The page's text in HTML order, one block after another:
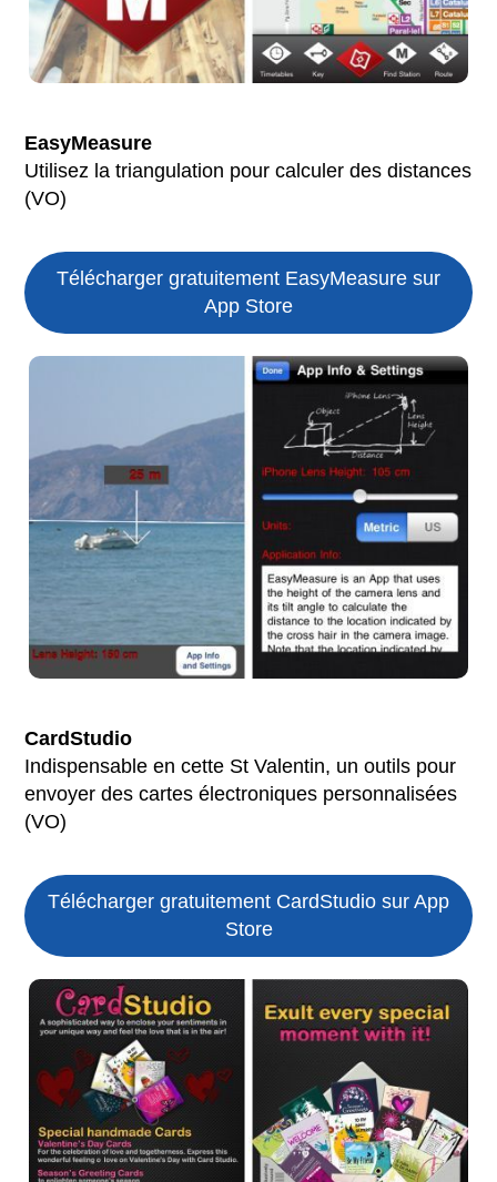
EasyMeasure
Utilisez la triangulation pour calculer des distances
(VO)
Télécharger gratuitement EasyMeasure sur
App Store
CardStudio
Indispensable en cette St Valentin, un outils pour
envoyer des cartes électroniques personnalisées
(VO)
Télécharger gratuitement CardStudio sur App
Store